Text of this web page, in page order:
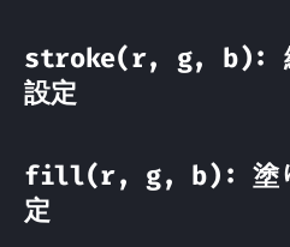
stroke(r, g, b): 線
設定
fill(r, g, b): 塗り
定